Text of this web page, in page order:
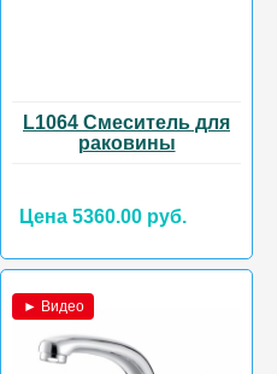
L1064 Смеситель для
раковины
Цена 5360.00 руб.
► Видео